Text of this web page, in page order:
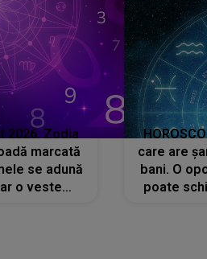
2026. Zodia
marcată
se adună
o veste
care are
bani. O
poate